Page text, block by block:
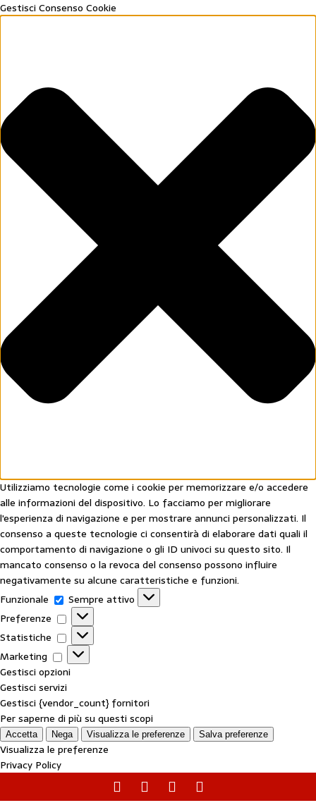
Gestisci Consenso Cookie
Utilizziamo tecnologie come i cookie per memorizzare e/o accedere
alle informazioni del dispositivo. Lo facciamo per migliorare
l'esperienza di navigazione e per mostrare annunci personalizzati. Il
consenso a queste tecnologie ci consentirà di elaborare dati quali il
comportamento di navigazione o gli ID univoci su questo sito. Il
mancato consenso o la revoca del consenso possono influire
negativamente su alcune caratteristiche e funzioni.
Funzionale
Sempre attivo
Preferenze
Statistiche
Marketing
Gestisci opzioni
Gestisci servizi
Gestisci {vendor_count} fornitori
Per saperne di più su questi scopi
Accetta Nega Visualizza le preferenze Salva preferenze
Visualizza le preferenze
Privacy Policy